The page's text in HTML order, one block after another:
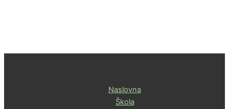
Naslovna
Škola